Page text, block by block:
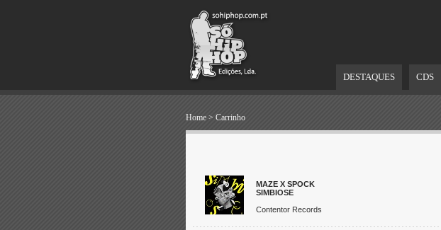
DESTAQUES CDS
Home > Carrinho
MAZE X SPOCK
SIMBIOSE
Contentor Records